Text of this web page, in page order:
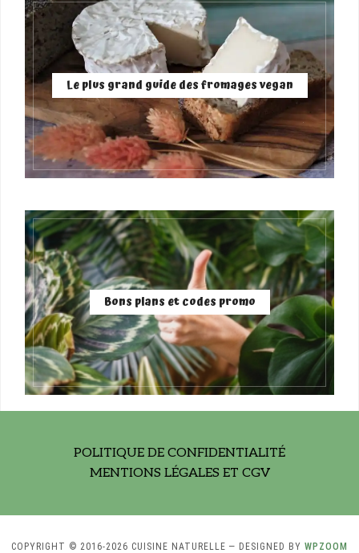
Le plus grand guide des fromages vegan
Bons plans et codes promo
POLITIQUE DE CONFIDENTIALITÉ
MENTIONS LÉGALES ET CGV
COPYRIGHT © 2016-2026 CUISINE NATURELLE — DESIGNED BY WPZOOM